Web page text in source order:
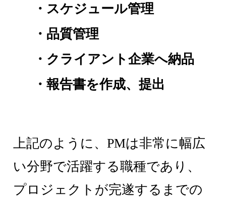
・スケジュール管理
・品質管理
・クライアント企業へ納品
・報告書を作成、提出
上記のように、PMは非常に幅広
い分野で活躍する職種であり、
プロジェクトが完遂するまでの